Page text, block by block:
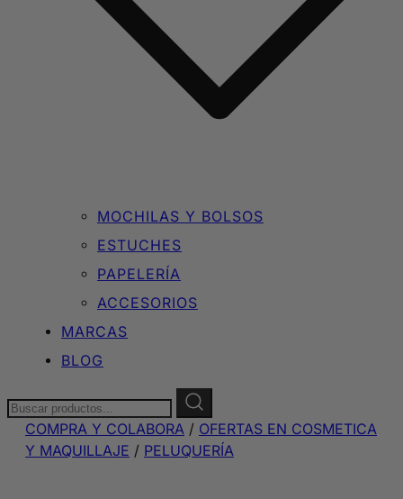
MOCHILAS Y BOLSOS
ESTUCHES
PAPELERÍA
ACCESORIOS
MARCAS
BLOG
Buscar:
COMPRA Y COLABORA / OFERTAS EN COSMETICA
Y MAQUILLAJE / PELUQUERÍA